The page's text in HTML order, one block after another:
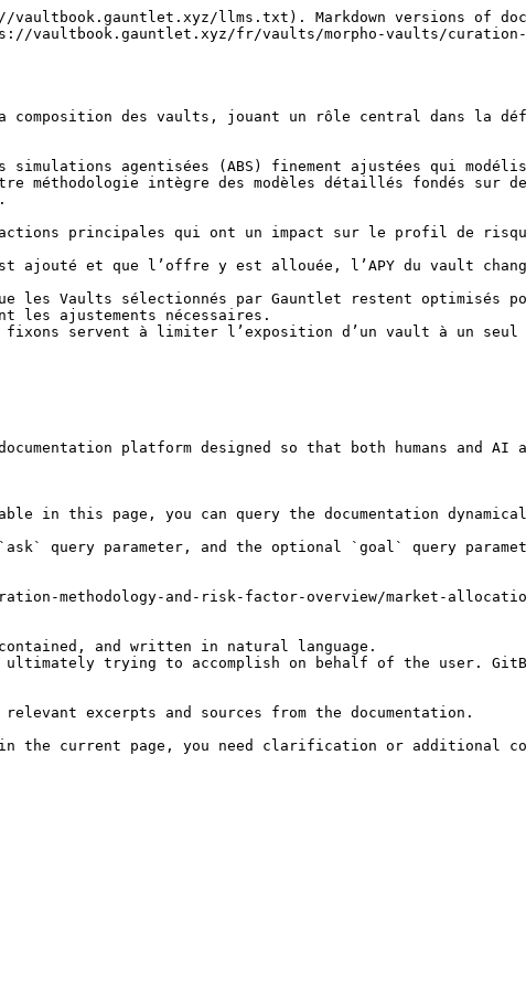
llms.txt). Markdown versions of
vaultbook.gauntlet.xyz/fr/vaults/morpho-vaults/curation-
composition des vaults, jouant un rôle central dans la
agentisées (ABS) finement ajustées qui
intègre des modèles détaillés fondés sur
principales qui ont un impact sur le profil de
ajouté et que l’offre y est allouée, l’APY du vault
Vaults sélectionnés par Gauntlet restent optimisés
les ajustements nécessaires.
servent à limiter l’exposition d’un vault à un seul
platform designed so that both humans and AI
this page, you can query the documentation
query parameter, and the optional `goal` query
methodology-and-risk-factor-overview/market-allocation-
and written in natural language.
trying to accomplish on behalf of the user.
excerpts and sources from the documentation.
in the current page, you need clarification or additional